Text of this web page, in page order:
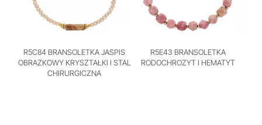
R5C84 BRANSOLETKA JASPIS
OBRAZKOWY KRYSZTAŁKI I STAL
CHIRURGICZNA
R5E43 BRANSOLETKA
RODOCHROZYT I HEMATYT